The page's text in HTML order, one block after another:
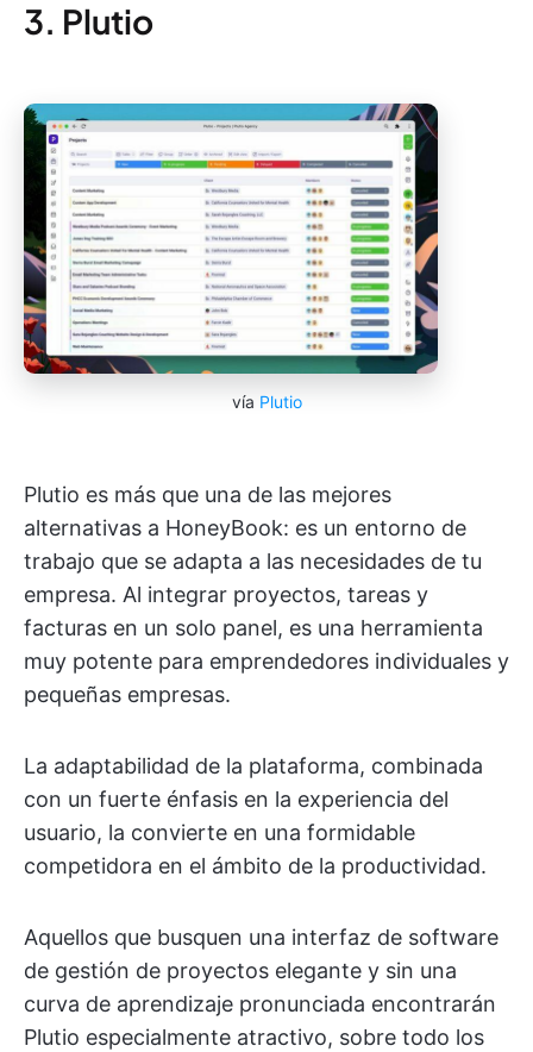
3. Plutio
vía Plutio
Plutio es más que una de las mejores
alternativas a HoneyBook: es un entorno de
trabajo que se adapta a las necesidades de tu
empresa. Al integrar proyectos, tareas y
facturas en un solo panel, es una herramienta
muy potente para emprendedores individuales y
pequeñas empresas.
La adaptabilidad de la plataforma, combinada
con un fuerte énfasis en la experiencia del
usuario, la convierte en una formidable
competidora en el ámbito de la productividad.
Aquellos que busquen una interfaz de software
de gestión de proyectos elegante y sin una
curva de aprendizaje pronunciada encontrarán
Plutio especialmente atractivo, sobre todo los